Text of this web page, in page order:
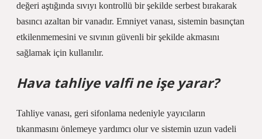
değeri aştığında sıvıyı kontrollü bir şekilde serbest bırakarak
basıncı azaltan bir vanadır. Emniyet vanası, sistemin basınçtan
etkilenmemesini ve sıvının güvenli bir şekilde akmasını
sağlamak için kullanılır.
Hava tahliye valfi ne işe yarar?
Tahliye vanası, geri sifonlama nedeniyle yayıcıların
tıkanmasını önlemeye yardımcı olur ve sistemin uzun vadeli